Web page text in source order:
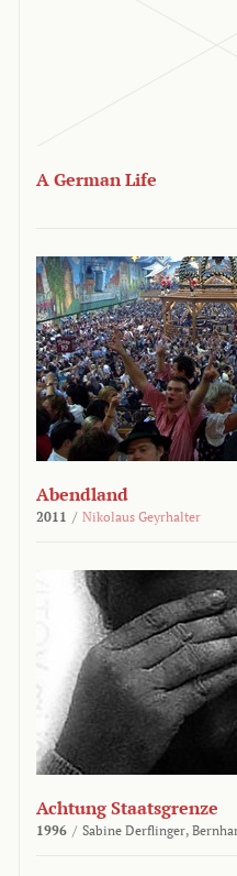
A German Life
Abendland
2011 / Nikolaus Geyrhalter
Achtung Staatsgrenze
1996 / Sabine Derflinger,